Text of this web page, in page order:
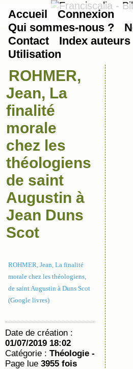
Accueil
Connexion
Qui sommes-nous ?
Contact
Index auteurs
Utilisation
ROHMER,
Jean, La
finalité
morale
chez les
théologiens
de saint
Augustin à
Jean Duns
Scot
ROHMER, Jean, La finalité
morale chez les théologiens,
de saint Augustin à Duns Scot
(Google livres)
Date de création :
01/07/2019 18:02
Catégorie : Théologie -
Page lue 3955 fois